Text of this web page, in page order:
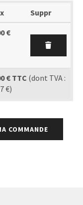
Suppr
€
€ TTC (dont TVA :
€)
COMMANDE